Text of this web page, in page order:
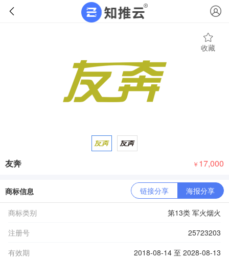
收藏
友奔 ￥ 17,000
商标信息 链接分享 海报分享
商标类别
第13类 军火烟火
注册号
25723203
有效期
2018-08-14 至 2028-08-13